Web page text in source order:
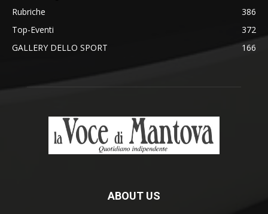
Rubriche
386
Top-Eventi
372
GALLERY DELLO SPORT
166
ABOUT US